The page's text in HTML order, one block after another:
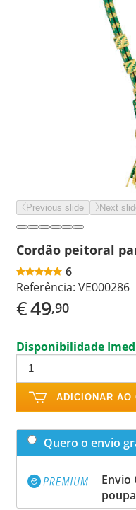
Previous slide Next
Cordão peitoral
6
Referência: VE000286
€49,90
Disponibilidade
ADICIONAR AO
Quero o envio
Envio